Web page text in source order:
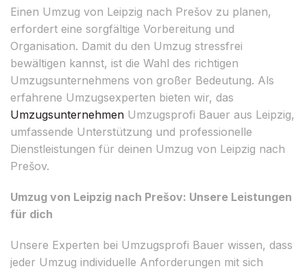
Einen Umzug von Leipzig nach Prešov zu planen,
erfordert eine sorgfältige Vorbereitung und
Organisation. Damit du den Umzug stressfrei
bewältigen kannst, ist die Wahl des richtigen
Umzugsunternehmens von großer Bedeutung. Als
erfahrene Umzugsexperten bieten wir, das
Umzugsunternehmen Umzugsprofi Bauer aus Leipzig,
umfassende Unterstützung und professionelle
Dienstleistungen für deinen Umzug von Leipzig nach
Prešov.
Umzug von Leipzig nach Prešov: Unsere Leistungen
für dich
Unsere Experten bei Umzugsprofi Bauer wissen, dass
jeder Umzug individuelle Anforderungen mit sich